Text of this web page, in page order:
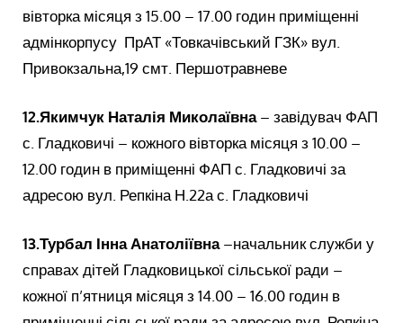
вівторка місяця з 15.00 – 17.00 годин приміщенні
адмінкорпусу ПрАТ «Товкачівський ГЗК» вул.
Привокзальна,19 смт. Першотравневе
12.Якимчук Наталія Миколаївна– завідувач ФАП
с. Гладковичі – кожного вівторка місяця з 10.00 –
12.00 годин в приміщенні ФАП с. Гладковичі за
адресою вул. Репкіна Н.22а с. Гладковичі
13.Турбал Інна Анатоліївна–начальник служби у
справах дітей Гладковицької сільської ради –
кожної п’ятниця місяця з 14.00 – 16.00 годин в